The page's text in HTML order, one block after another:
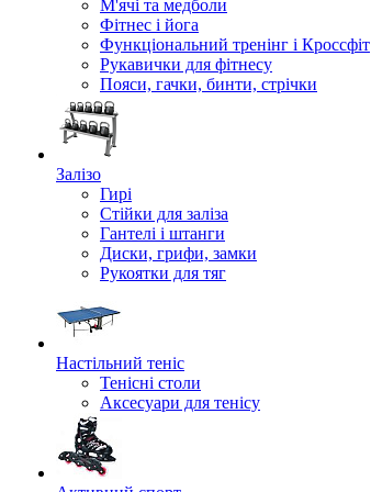
М'ячі та медболи
Фітнес і йога
Функціональний тренінг і Кроссфіт
Рукавички для фітнесу
Пояси, гачки, бинти, стрічки
Залізо
Гирі
Стійки для заліза
Гантелі і штанги
Диски, грифи, замки
Рукоятки для тяг
Настільний теніс
Тенісні столи
Аксесуари для тенісу